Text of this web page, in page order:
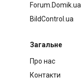
Forum.Domik.ua
BildControl.ua
Загальне
Про нас
Контакти